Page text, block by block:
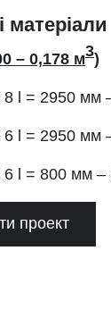
матеріали
– 0,178 м3)
8 l = 2950 мм
6 l = 2950 мм
6 l = 800 мм –
проект